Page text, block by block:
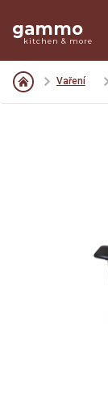
gammo
kitchen & more
Vaření